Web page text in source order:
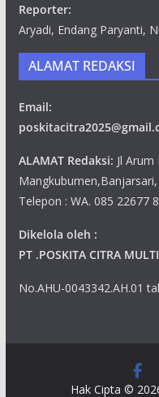
Reporter:
Aryadi, Endang Paryanti,
ALAMAT REDAKSI
Email:
ALAMAT Redaksi: Jl
Telepon : WA. 085 22677
Dikelola oleh :
PT .POSKITA CITRA
No.AHU-0043342.AH.01
Hak Cipta ©